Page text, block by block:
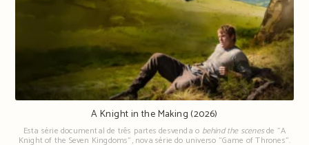
A Knight in the Making (2026)
Esta série documental de três partes desvenda o behind the scenesde "A
Knight of the Seven Kingdoms", nova série do universo "Game of Thrones".